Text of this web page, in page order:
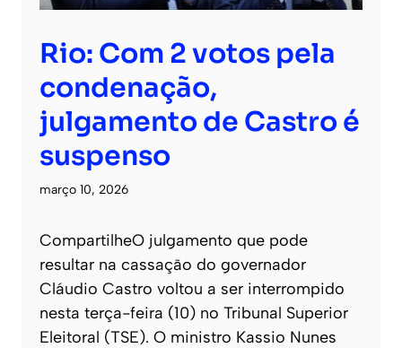
Rio: Com 2 votos pela
condenação,
julgamento de Castro é
suspenso
março 10, 2026
CompartilheO julgamento que pode
resultar na cassação do governador
Cláudio Castro voltou a ser interrompido
nesta terça-feira (10) no Tribunal Superior
Eleitoral (TSE). O ministro Kassio Nunes